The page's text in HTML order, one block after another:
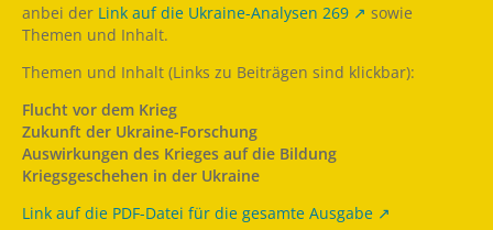
anbei der Link auf die Ukraine-Analysen 269
sowie
Themen und Inhalt.
Themen und Inhalt (Links zu Beiträgen sind klickbar):
Flucht vor dem Krieg
Zukunft der Ukraine-Forschung
Auswirkungen des Krieges auf die Bildung
Kriegsgeschehen in der Ukraine
Link auf die PDF-Datei für die gesamte Ausgabe